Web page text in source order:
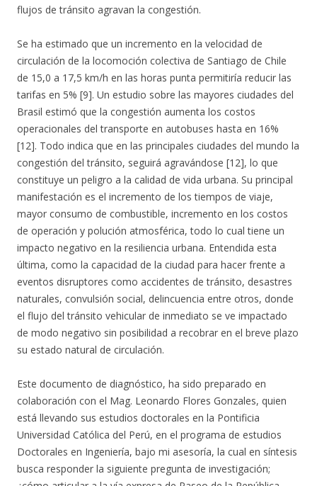
flujos de tránsito agravan la congestión.
Se ha estimado que un incremento en la velocidad de
circulación de la locomoción colectiva de Santiago de Chile
de 15,0 a 17,5 km/h en las horas punta permitiría reducir las
tarifas en 5% [9]. Un estudio sobre las mayores ciudades del
Brasil estimó que la congestión aumenta los costos
operacionales del transporte en autobuses hasta en 16%
[12]. Todo indica que en las principales ciudades del mundo la
congestión del tránsito, seguirá agravándose [12], lo que
constituye un peligro a la calidad de vida urbana. Su principal
manifestación es el incremento de los tiempos de viaje,
mayor consumo de combustible, incremento en los costos
de operación y polución atmosférica, todo lo cual tiene un
impacto negativo en la resiliencia urbana. Entendida esta
última, como la capacidad de la ciudad para hacer frente a
eventos disruptores como accidentes de tránsito, desastres
naturales, convulsión social, delincuencia entre otros, donde
el flujo del tránsito vehicular de inmediato se ve impactado
de modo negativo sin posibilidad a recobrar en el breve plazo
su estado natural de circulación.
Este documento de diagnóstico, ha sido preparado en
colaboración con el Mag. Leonardo Flores Gonzales, quien
está llevando sus estudios doctorales en la Pontificia
Universidad Católica del Perú, en el programa de estudios
Doctorales en Ingeniería, bajo mi asesoría, la cual en síntesis
busca responder la siguiente pregunta de investigación;